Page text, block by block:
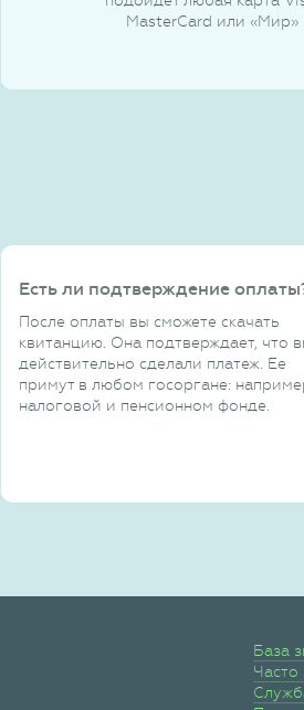
MasterCard или «Мир»
Есть ли подтверждение
После оплаты вы сможете скачать
квитанцию. Она подтверждает, что
действительно сделали платеж. Ее
примут в любом госоргане:
налоговой и пенсионном фонде.
База
Часто